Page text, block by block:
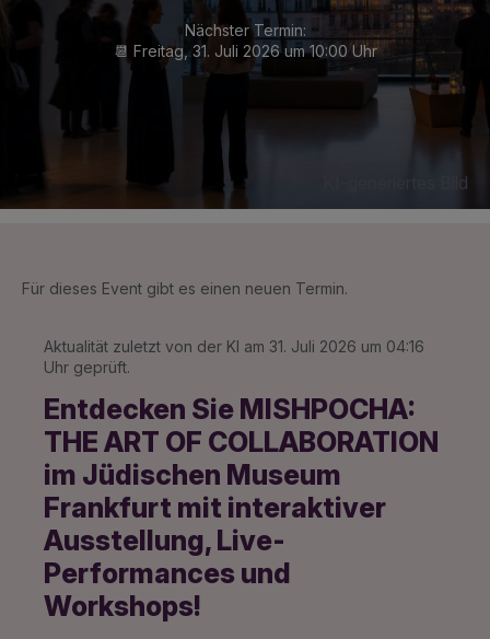
Nächster Termin:
📆 Freitag, 31. Juli 2026 um 10:00 Uhr
KI-generiertes Bild
Für dieses Event gibt es einen neuen Termin.
Aktualität zuletzt von der KI am 31. Juli 2026 um 04:16
Uhr geprüft.
Entdecken Sie MISHPOCHA:
THE ART OF COLLABORATION
im Jüdischen Museum
Frankfurt mit interaktiver
Ausstellung, Live-
Performances und
Workshops!